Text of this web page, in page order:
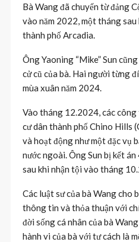
Bà Wang đã chuyển từ đảng
vào năm 2022, một tháng
thành phố Arcadia.
Ông Yaoning “Mike” Sun
cử cũ của bà. Hai người từng
mùa xuân năm 2024.
Vào tháng 12.2024, các
cư dân thành phố Chino Hills
và hoạt động như một đặc vụ
nước ngoài. Ông Sun bị kết
sau khi nhận tội vào tháng
Các luật sư của bà Wang cho
thông tin và thỏa thuận với
đời sống cá nhân của bà
hành vi của bà với tư cách là